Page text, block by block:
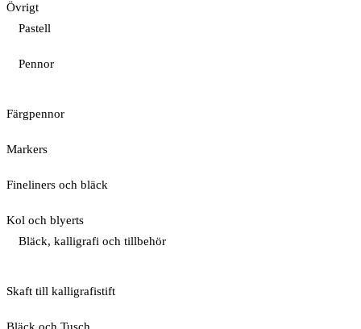
Övrigt
Pastell
Pennor
Färgpennor
Markers
Fineliners och bläck
Kol och blyerts
Bläck, kalligrafi och tillbehör
Skaft till kalligrafistift